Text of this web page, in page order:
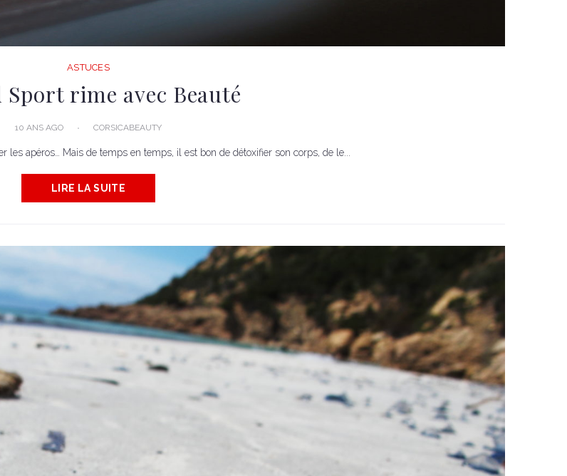
ASTUCES
Sport rime avec Beauté
10 ANS AGO CORSICABEAUTY
les apéros… Mais de temps en temps, il est bon de détoxifier son corps, de le...
LIRE LA SUITE